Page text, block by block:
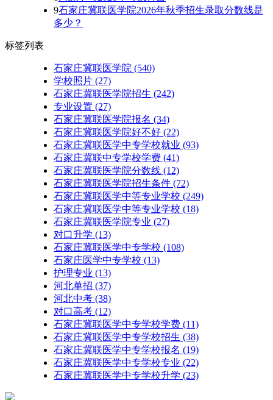
9石家庄冀联医学院2026年秋季招生录取分数线是
多少？
标签列表
石家庄冀联医学院 (540)
学校照片 (27)
石家庄冀联医学院招生 (242)
专业设置 (27)
石家庄冀联医学院报名 (34)
石家庄冀联医学院好不好 (22)
石家庄冀联医学中专学校就业 (93)
石家庄冀联中专学校学费 (41)
石家庄冀联医学院分数线 (12)
石家庄冀联医学院招生条件 (72)
石家庄冀联医学中等专业学校 (249)
石家庄冀联医学中等专业学校​ (18)
石家庄冀联医学院专业 (27)
对口升学 (13)
石家庄冀联医学中专学校 (108)
石家庄医学中专学校 (13)
护理专业 (13)
河北单招 (37)
河北中考 (38)
对口高考 (12)
石家庄冀联医学中专学校学费 (11)
石家庄冀联医学中专学校招生 (38)
石家庄冀联医学中专学校报名 (19)
石家庄冀联医学中专学校专业 (22)
石家庄冀联医学中专学校升学 (23)